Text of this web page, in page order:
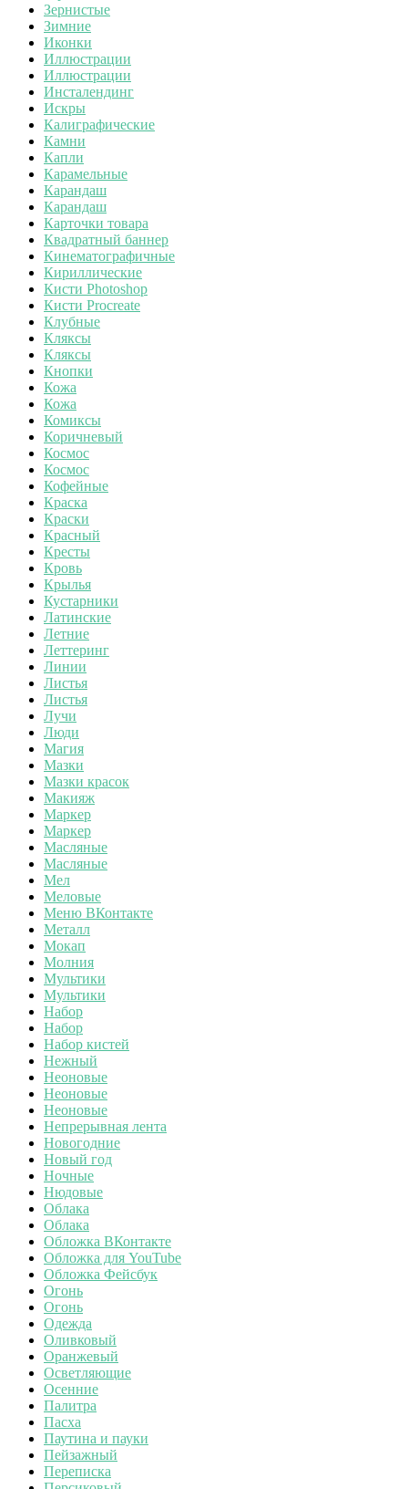
Зернистые
Зимние
Иконки
Иллюстрации
Иллюстрации
Инсталендинг
Искры
Калиграфические
Камни
Капли
Карамельные
Карандаш
Карандаш
Карточки товара
Квадратный баннер
Кинематографичные
Кириллические
Кисти Photoshop
Кисти Procreate
Клубные
Кляксы
Кляксы
Кнопки
Кожа
Кожа
Комиксы
Коричневый
Космос
Космос
Кофейные
Краска
Краски
Красный
Кресты
Кровь
Крылья
Кустарники
Латинские
Летние
Леттеринг
Линии
Листья
Листья
Лучи
Люди
Магия
Мазки
Мазки красок
Макияж
Маркер
Маркер
Масляные
Масляные
Мел
Меловые
Меню ВКонтакте
Металл
Мокап
Молния
Мультики
Мультики
Набор
Набор
Набор кистей
Нежный
Неоновые
Неоновые
Неоновые
Непрерывная лента
Новогодние
Новый год
Ночные
Нюдовые
Облака
Облака
Обложка ВКонтакте
Обложка для YouTube
Обложка Фейсбук
Огонь
Огонь
Одежда
Оливковый
Оранжевый
Осветляющие
Осенние
Палитра
Пасха
Паутина и пауки
Пейзажный
Переписка